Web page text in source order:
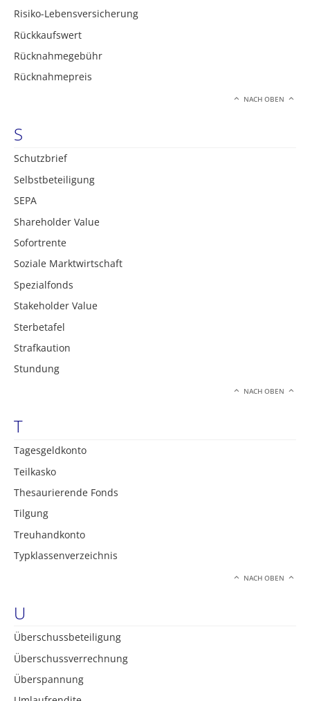
Risiko-Lebensversicherung
Rückkaufswert
Rücknahmegebühr
Rücknahmepreis
NACH OBEN
S
Schutzbrief
Selbstbeteiligung
SEPA
Shareholder Value
Sofortrente
Soziale Marktwirtschaft
Spezialfonds
Stakeholder Value
Sterbetafel
Strafkaution
Stundung
NACH OBEN
T
Tagesgeldkonto
Teilkasko
Thesaurierende Fonds
Tilgung
Treuhandkonto
Typklassenverzeichnis
NACH OBEN
U
Überschussbeteiligung
Überschussverrechnung
Überspannung